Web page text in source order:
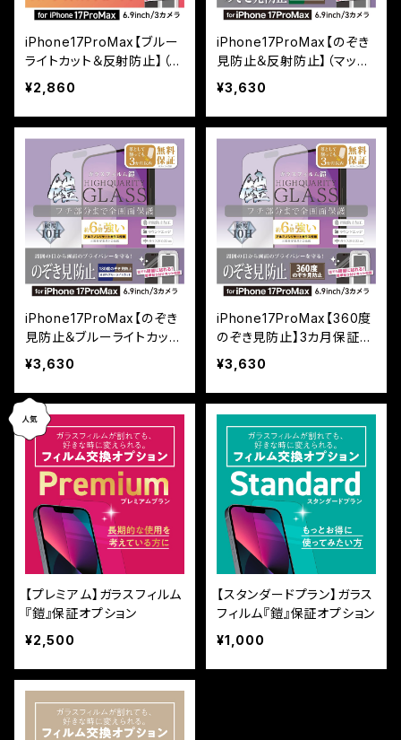
iPhone17ProMax【ブルー
ライトカット＆反射防止】（マ
ット）3カ月保証付き『ガラス
フィルム鎧』全面フルカバー
（黒フチタイプ） ＜貼り付け
キット付き＞
¥2,860
iPhone17ProMax【のぞき
見防止＆反射防止】（マット）
3カ月保証付き『ガラスフィ
ルム鎧』全面フルカバー（黒
フチタイプ）＜貼り付けキッ
ト付き＞
¥3,630
iPhone17ProMax【のぞき
見防止＆ブルーライトカッ
ト】3カ月保証付き『ガラスフ
ィルム鎧』全面フルカバー
（黒フチタイプ）＜貼り付け
キット付き＞
¥3,630
iPhone17ProMax【360度
のぞき見防止】3カ月保証付
き『ガラスフィルム鎧』全面
フルカバー（黒フチタイプ）
＜貼り付けガイド付き＞
¥3,630
【プレミアム】ガラスフィルム
『鎧』保証オプション
¥2,500
【スタンダードプラン】ガラス
フィルム『鎧』保証オプション
¥1,000